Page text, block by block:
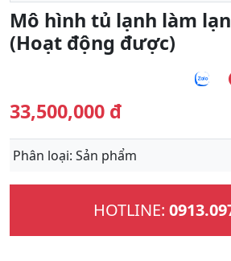
Mô hình tủ lạnh làm
(Hoạt động được)
33,500,000 đ
Phân loại: Sản phẩm
HOTLINE: